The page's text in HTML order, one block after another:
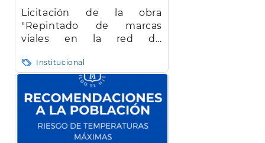
Licitación de la obra
"Repintado de marcas
viales en la red de
Hierro"
Institucional